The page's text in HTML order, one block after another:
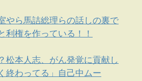
やら馬詰総理らの話しの裏で
利権を作っている！！
松本人志、がん発覚に貢献し
終わってる」自己中ムー